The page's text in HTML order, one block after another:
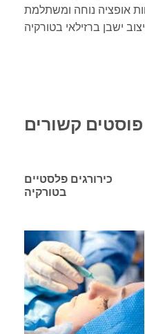
אופציה נוחה ומשתלמת
פוסטים קשורים
כירורגים פלסטיים
בטורקיה